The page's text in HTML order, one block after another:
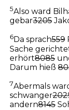
5Also ward
gebar3205
6Da sprach559
Sache
erhört8085
Darum hieß
7Abermals
schwanger
andern8145